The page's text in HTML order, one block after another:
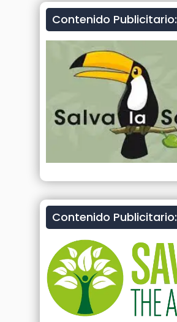
Contenido Publicitario:
Contenido Publicitario: